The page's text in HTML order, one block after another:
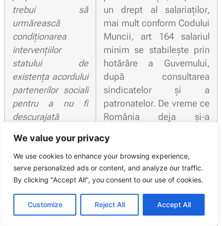
We value your privacy
We use cookies to enhance your browsing experience,
serve personalized ads or content, and analyze our traffic.
By clicking "Accept All", you consent to our use of cookies.
Customize Reject All Accept All
trebui să
urmărească
condiţionarea
intervenţiilor
statului de
existenţa acordului
partenerilor sociali
pentru a nu fi
descurajată
angajatorilor şi
implicarea
acestora în
negocierea
colectivă.”
un drept al salariaților,
mai mult conform Codului
Muncii, art 164 salariul
minim se stabilește prin
hotărâre a Guvernului,
după consultarea
sindicatelor și a
patronatelor. De vreme ce
România deja și-a
naționale astfel de
obligații nu vedem de ce
Guvernul sugerează că
abordarea proiectului de
directivăce contravine
legislației și practicilor